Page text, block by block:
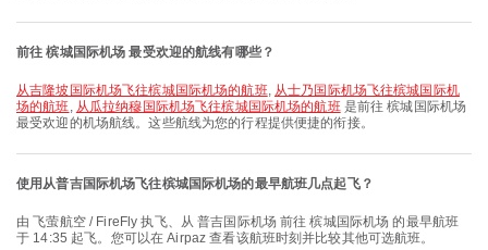
前往 槟城国际机场 最受欢迎的航线有哪些？
从吉隆坡国际机场飞往槟城国际机场的航班, 从士乃国际机场飞往槟城国际机
场的航班, 从瓜拉纳穆国际机场飞往槟城国际机场的航班是前往 槟城国际机场
最受欢迎的机场航线。这些航线为您的行程提供便捷的衔接。
使用从普吉国际机场飞往槟城国际机场的最早航班几点起飞？
由 飞萤航空 / FireFly 执飞、从 普吉国际机场 前往 槟城国际机场 的最早航班
于 14:35 起飞。您可以在 Airpaz 查看该航班时刻并比较其他可选航班。